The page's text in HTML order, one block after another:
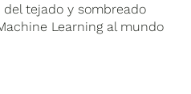
tejado y sombreado
Learning al mundo